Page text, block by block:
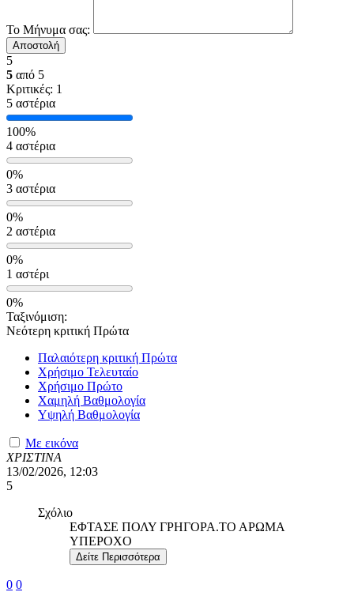
Το Μήνυμα σας:
Αποστολή
5
5 από 5
Κριτικές: 1
5 αστέρια
100%
4 αστέρια
0%
3 αστέρια
0%
2 αστέρια
0%
1 αστέρι
0%
Ταξινόμιση:
Νεότερη κριτική Πρώτα
Παλαιότερη κριτική Πρώτα
Χρήσιμο Τελευταίο
Χρήσιμο Πρώτο
Χαμηλή Βαθμολογία
Υψηλή Βαθμολογία
Με εικόνα
ΧΡΙΣΤΙΝΑ
13/02/2026, 12:03
5
Σχόλιο
ΕΦΤΑΣΕ ΠΟΛΥ ΓΡΗΓΟΡΑ.ΤΟ ΑΡΩΜΑ
ΥΠΕΡΟΧΟ
Δείτε Περισσότερα
0 0